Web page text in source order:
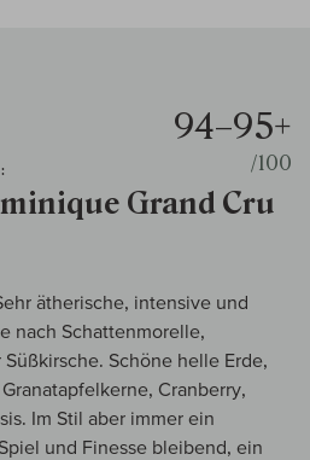
Grand Cru
94–95+
/100
ätherische, intensive und
nach Schattenmorelle,
Schöne helle Erde,
Cranberry,
Im Stil aber immer ein
und Finesse bleibend, ein